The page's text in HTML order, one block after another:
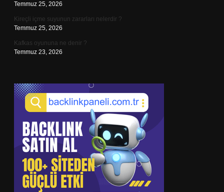
Temmuz 25, 2026
Kireçli içme suyunun zararları nelerdir ?
Temmuz 25, 2026
Kafkas oyununa ne denir ?
Temmuz 23, 2026